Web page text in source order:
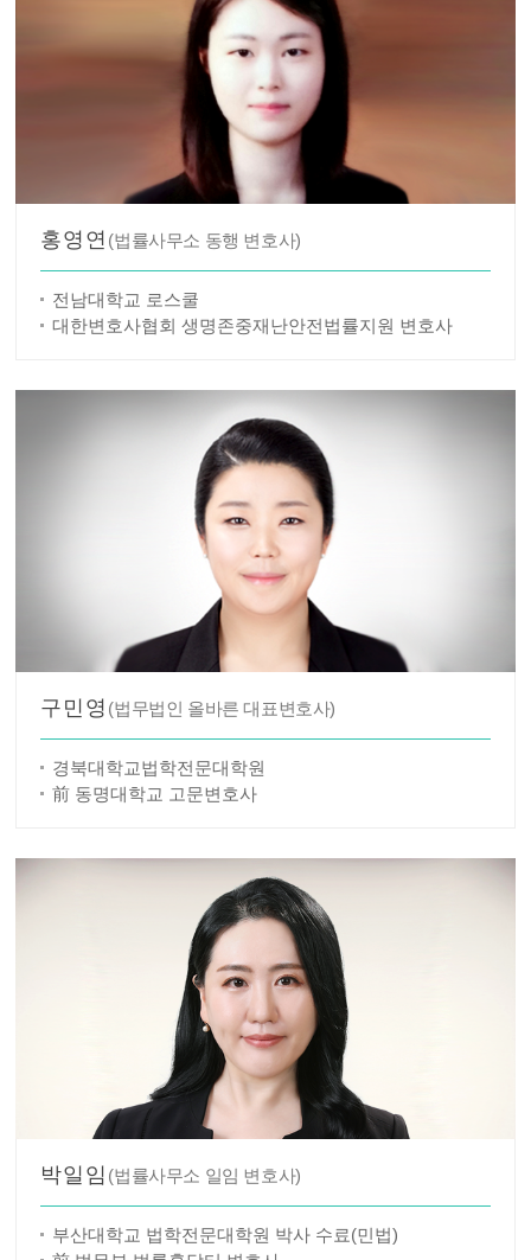
홍영연 (법률사무소 동행 변호사)
전남대학교 로스쿨
대한변호사협회 생명존중재난안전법률지원 변호사
구민영 (법무법인 올바른 대표변호사)
경북대학교법학전문대학원
前 동명대학교 고문변호사
박일임 (법률사무소 일임 변호사)
부산대학교 법학전문대학원 박사 수료(민법)